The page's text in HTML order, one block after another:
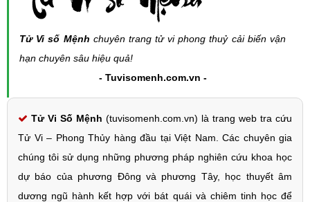
Tử Vi số Mệnh chuyên trang tử vi phong thuỷ cải biến vận
hạn chuyên sâu hiệu quả!
- Tuvisomenh.com.vn -
Tử Vi Số Mệnh (tuvisomenh.com.vn) là trang web tra cứu
Tử Vi – Phong Thủy hàng đầu tại Việt Nam. Các chuyên gia
chúng tôi sử dụng những phương pháp nghiên cứu khoa học
dự báo của phương Đông và phương Tây, học thuyết âm
dương ngũ hành kết hợp với bát quái và chiêm tinh học để